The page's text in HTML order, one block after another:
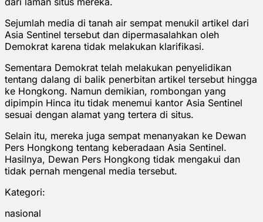
Sejumlah media di tanah air sempat menukil artikel dari
Asia Sentinel tersebut dan dipermasalahkan oleh
Demokrat karena tidak melakukan klarifikasi.
Sementara Demokrat telah melakukan penyelidikan
tentang dalang di balik penerbitan artikel tersebut hingga
ke Hongkong. Namun demikian, rombongan yang
dipimpin Hinca itu tidak menemui kantor Asia Sentinel
sesuai dengan alamat yang tertera di situs.
Selain itu, mereka juga sempat menanyakan ke Dewan
Pers Hongkong tentang keberadaan Asia Sentinel.
Hasilnya, Dewan Pers Hongkong tidak mengakui dan
tidak pernah mengenal media tersebut.
Kategori:
nasional